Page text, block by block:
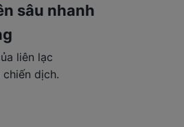
sâu nhanh
liên lạc
dịch.